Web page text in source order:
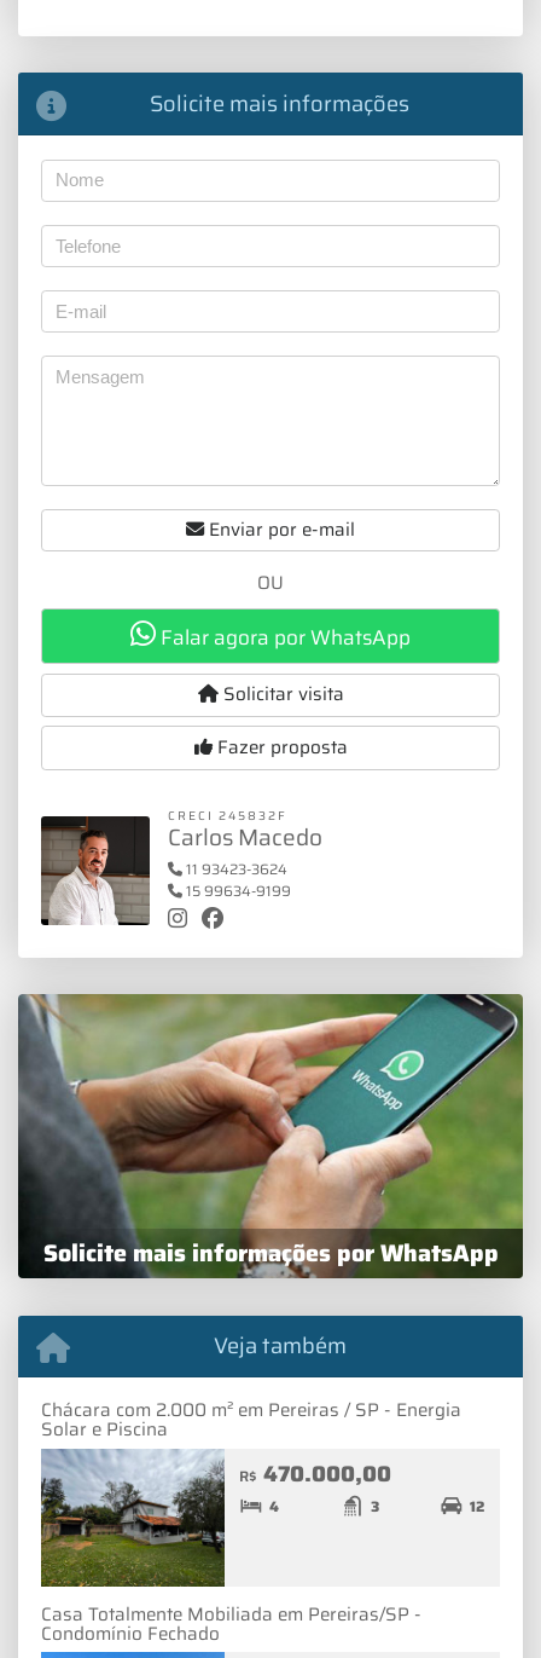
Solicite mais informações
Enviar por e-mail
OU
Falar agora por WhatsApp
Solicitar visita
Fazer proposta
CRECI 245832F
Carlos Macedo
11 93423-3624
15 99634-9199
Solicite mais informações por WhatsApp
Veja também
Chácara com 2.000 m² em Pereiras / SP - Energia
Solar e Piscina
R$ 470.000,00
4 3 12
Casa Totalmente Mobiliada em Pereiras/SP -
Condomínio Fechado